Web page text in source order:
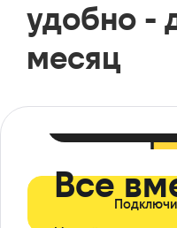
удобно -
месяц
Все